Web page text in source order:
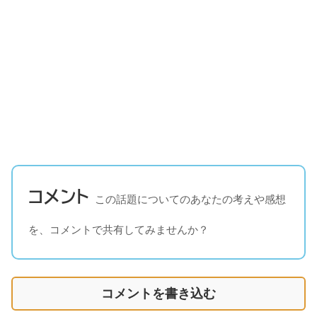
コメント この話題についてのあなたの考えや感想
を、コメントで共有してみませんか？
コメントを書き込む